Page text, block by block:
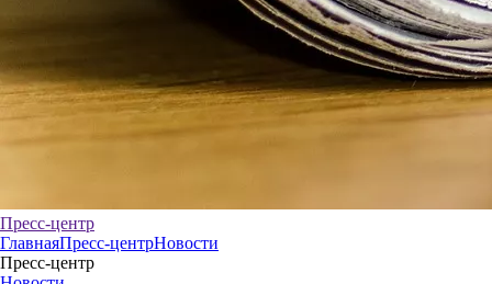
Пресс-центр
ГлавнаяПресс-центрНовости
Пресс-центр